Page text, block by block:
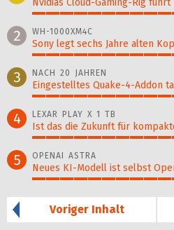
Nvidias Cloud-Gaming-Rig
100%
2 WH-1000XM4C
Sony legt sechs Jahre alten
72%
3 NACH 20 JAHREN
Eingestelltes Quake-4-Addon
69%
4 LEXAR PLAY X 1 TB
Ist das die Zukunft für
66%
5 OPENAI ASTRA
Neues KI-Modell ist selbst
66%
Voriger Inhalt